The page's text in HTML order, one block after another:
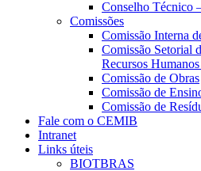
Conselho Técnico
Comissões
Comissão Interna
Comissão Setorial
Recursos
Comissão de Obras
Comissão de
Comissão de
Fale com o CEMIB
Intranet
Links úteis
BIOTBRAS